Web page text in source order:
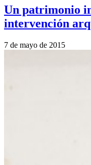
Un patrimonio
intervención
7 de mayo de 2015